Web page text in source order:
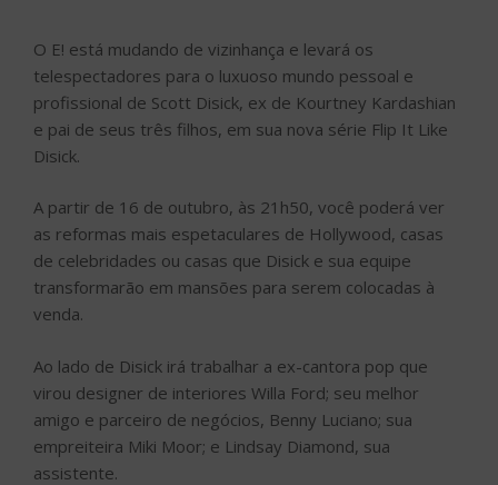
O E! está mudando de vizinhança e levará os
telespectadores para o luxuoso mundo pessoal e
profissional de Scott Disick, ex de Kourtney Kardashian
e pai de seus três filhos, em sua nova série Flip It Like
Disick.
A partir de 16 de outubro, às 21h50, você poderá ver
as reformas mais espetaculares de Hollywood, casas
de celebridades ou casas que Disick e sua equipe
transformarão em mansões para serem colocadas à
venda.
Ao lado de Disick irá trabalhar a ex-cantora pop que
virou designer de interiores Willa Ford; seu melhor
amigo e parceiro de negócios, Benny Luciano; sua
empreiteira Miki Moor; e Lindsay Diamond, sua
assistente.